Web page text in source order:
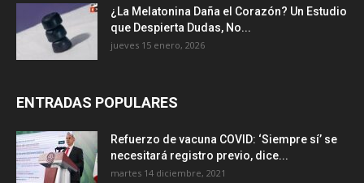
¿La Melatonina Daña el Corazón? Un Estudio
que Despierta Dudas, No...
jueves 15 enero, 2026
ENTRADAS POPULARES
Refuerzo de vacuna COVID: ‘Siempre sí’ se
necesitará registro previo, dice...
martes 14 diciembre, 2021